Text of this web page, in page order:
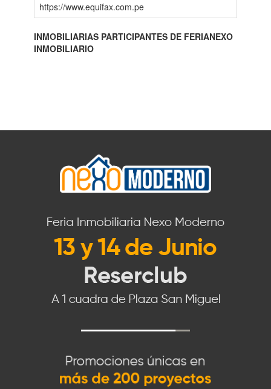
https://www.equifax.com.pe
INMOBILIARIAS PARTICIPANTES DE FERIANEXO
INMOBILIARIO